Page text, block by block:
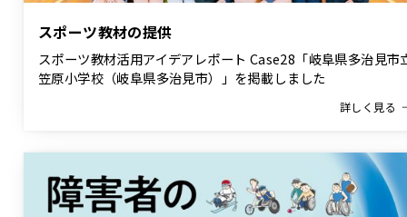
スポーツ教材の提供
スポーツ教材活用アイデアレポート Case28「岐阜県多治見市
笠原小学校（岐阜県多治見市）」を掲載しました
詳しく見る